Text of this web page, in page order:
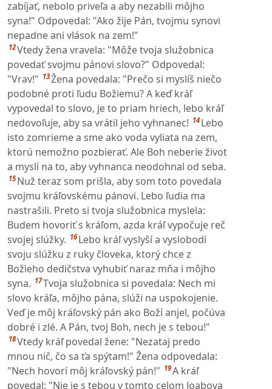
zabíjať, nebolo priveľa a aby nezabili môjho
syna!" Odpovedal: "Ako žije Pán, tvojmu synovi
nepadne ani vlások na zem!"
12Vtedy žena vravela: "Môže tvoja služobnica
povedať svojmu pánovi slovo?" Odpovedal:
"Vrav!" 13Žena povedala: "Prečo si myslíš niečo
podobné proti ľudu Božiemu? A keď kráľ
vypovedal to slovo, je to priam hriech, lebo kráľ
nedovoľuje, aby sa vrátil jeho vyhnanec! 14 Lebo
isto zomrieme a sme ako voda vyliata na zem,
ktorú nemožno pozbierať. Ale Boh neberie život
a myslí na to, aby vyhnanca neodohnal od seba.
15 Nuž teraz som prišla, aby som toto povedala
svojmu kráľovskému pánovi. Lebo ľudia ma
nastrašili. Preto si tvoja služobnica myslela:
Budem hovoriť s kráľom, azda kráľ vypočuje reč
svojej slúžky. 16 Lebo kráľ vyslyší a vyslobodí
svoju slúžku z ruky človeka, ktorý chce z
Božieho dedičstva vyhubiť naraz mňa i môjho
syna. 17Tvoja služobnica si povedala: Nech mi
slovo kráľa, môjho pána, slúži na uspokojenie.
Veď je môj kráľovský pán ako Boží anjel, počúva
dobré i zlé. A Pán, tvoj Boh, nech je s tebou!"
18Vtedy kráľ povedal žene: "Nezataj predo
mnou nič, čo sa ťa spýtam!" Žena odpovedala:
"Nech hovorí môj kráľovský pán!" 19A kráľ
povedal: "Nie je s tebou v tomto celom Joabova